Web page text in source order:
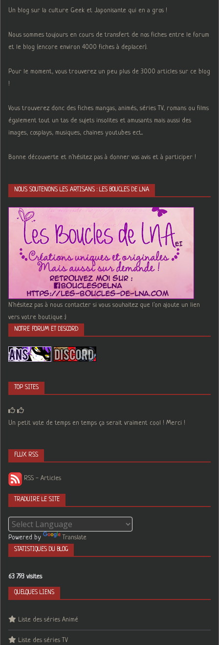
Un blog sur la culture Geek et Japonisante qui en a gros !
Nous sommes toujours en cours de transfert de nos fiches entre le forum
et le blog (encore environ 4000 fiches à deplacer).
Pour le moment, vous trouverez un peu plus de 3000 articles sur ce blog
!
Vous trouverez donc des fiches mangas, animés, séries TV, romans ou films
également tout un tas de sujets insolites et amusants mais aussi des
images, cosplays, musiques, chaines youtubes ect...
Bonne découverte et n'hésitez pas à donner vos avis et à participer !
NOUS SOUTENONS LES ARTISANS : LES BOUCLES DE LNA
N'hésitez pas à nous contacter si vous souhaitez que l'on ajoute un lien
vers votre boutique :)
NOTRE FORUM ET DISCORD
TOP SITES
Un petit vote de temps en temps ça serait vraiment cool ! Merci !
FLUX RSS
RSS - Articles
TRADUIRE LE SITE
Powered by Translate
STATISTIQUES DU BLOG
63 793 visites
QUELQUES LIENS
Liste des séries Animé
Liste des séries TV